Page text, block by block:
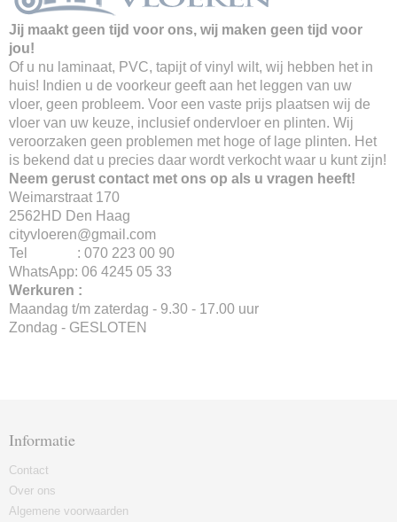
Jij maakt geen tijd voor ons, wij maken geen tijd voor
jou!
Of u nu laminaat, PVC, tapijt of vinyl wilt, wij hebben het in
huis! Indien u de voorkeur geeft aan het leggen van uw
vloer, geen probleem. Voor een vaste prijs plaatsen wij de
vloer van uw keuze, inclusief ondervloer en plinten. Wij
veroorzaken geen problemen met hoge of lage plinten. Het
is bekend dat u precies daar wordt verkocht waar u kunt zijn!
Neem gerust contact met ons op als u vragen heeft!
Weimarstraat 170
2562HD Den Haag
cityvloeren@gmail.com
Tel : 070 223 00 90
WhatsApp: 06 4245 05 33
Werkuren :
Maandag t/m zaterdag - 9.30 - 17.00 uur
Zondag - GESLOTEN
Informatie
Contact
Over ons
Algemene voorwaarden